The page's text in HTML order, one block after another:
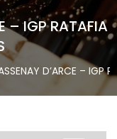
– IGP RATAFIA
D’ARCE – IGP